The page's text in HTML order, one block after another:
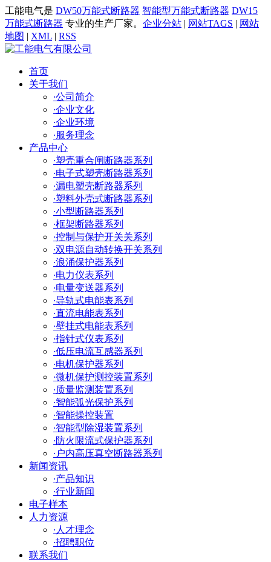
工能电气是 DW50万能式断路器 智能型万能式断路器 DW15
万能式断路器 专业的生产厂家。 企业分站 | 网站TAGS | 网站
地图 | XML | RSS
首页
关于我们
·公司简介
·企业文化
·企业环境
·服务理念
产品中心
·塑壳重合闸断路器系列
·电子式塑壳断路器系列
·漏电塑壳断路器系列
·塑料外壳式断路器系列
·小型断路器系列
·框架断路器系列
·控制与保护开关关系列
·双电源自动转换开关系列
·浪涌保护器系列
·电力仪表系列
·电量变送器系列
·导轨式电能表系列
·直流电能表系列
·壁挂式电能表系列
·指针式仪表系列
·低压电流互感器系列
·电机保护器系列
·微机保护测控装置系列
·质量监测装置系列
·智能弧光保护系列
·智能操控装置
·智能型除湿装置系列
·防火限流式保护器系列
· 户内高压真空断路器系列
新闻资讯
·产品知识
·行业新闻
电子样本
人力资源
· 人才理念
·招聘职位
联系我们